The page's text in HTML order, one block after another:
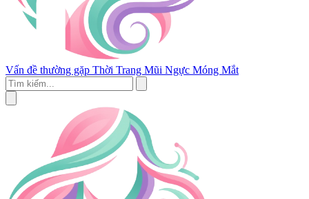
Vấn đề thường gặp Thời Trang Mũi Ngực Móng Mắt